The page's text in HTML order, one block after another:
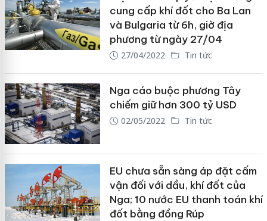
cung cấp khí đốt cho Ba Lan
và Bulgaria từ 6h, giờ địa
phương từ ngày 27/04
27/04/2022 Tin tức
Nga cáo buộc phương Tây
chiếm giữ hơn 300 tỷ USD
02/05/2022 Tin tức
EU chưa sẵn sàng áp đặt cấm
vận đối với dầu, khí đốt của
Nga; 10 nước EU thanh toán khí
đốt bằng đồng Rúp